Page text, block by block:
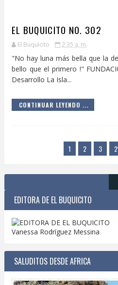
EL BUQUICITO NO. 302
El Buquìcito 2:35 a. m.
"No hay luna más bella que la
bello que el primero !"
Desarrollo La Isla...
CONTINUAR LEYENDO ...
1 2 3
EDITORA DE EL BUQUICITO
Vanessa Rodríguez Messina
SALUDITOS DESDE AFRICA